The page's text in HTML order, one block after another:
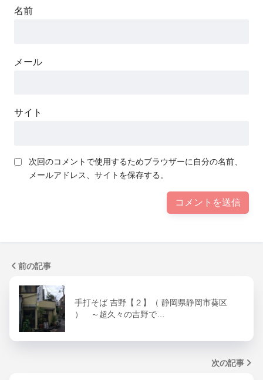
名前
メール
サイト
次回のコメントで使用するためブラウザーに自分の名前、
メールアドレス、サイトを保存する。
前の記事
手打そば 吉野【２】（ 静岡県静岡市葵区
） ～超久々の吉野で…
次の記事